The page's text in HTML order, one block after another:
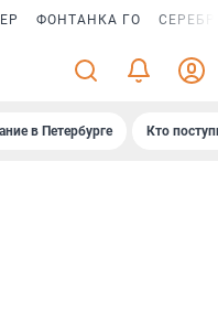
ФОНТАНКА ГО
в Петербурге Кто